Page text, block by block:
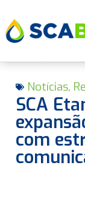
Notícias,
SCA
com